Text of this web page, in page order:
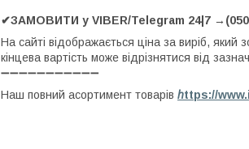
✔ЗАМОВИТИ у VIBER/Telegram 24|7
На сайті відображається ціна за виріб,
кінцева вартість може відрізнятися від
➖➖➖➖➖➖➖➖➖➖➖
Наш повний асортимент товарів https://